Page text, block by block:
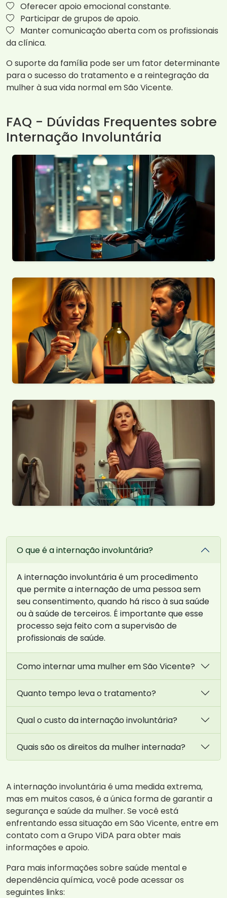
Oferecer apoio emocional constante.
Participar de grupos de apoio.
Manter comunicação aberta com os profissionais
da clínica.
O suporte da família pode ser um fator determinante
para o sucesso do tratamento e a reintegração da
mulher à sua vida normal em São Vicente.
FAQ - Dúvidas Frequentes sobre
Internação Involuntária
O que é a internação involuntária?
A internação involuntária é um procedimento
que permite a internação de uma pessoa sem
seu consentimento, quando há risco à sua saúde
ou à saúde de terceiros. É importante que esse
processo seja feito com a supervisão de
profissionais de saúde.
Como internar uma mulher em São Vicente?
Quanto tempo leva o tratamento?
Qual o custo da internação involuntária?
Quais são os direitos da mulher internada?
A internação involuntária é uma medida extrema,
mas em muitos casos, é a única forma de garantir a
segurança e saúde da mulher. Se você está
enfrentando essa situação em São Vicente, entre em
contato com a Grupo ViDA para obter mais
informações e apoio.
Para mais informações sobre saúde mental e
dependência química, você pode acessar os
seguintes links: